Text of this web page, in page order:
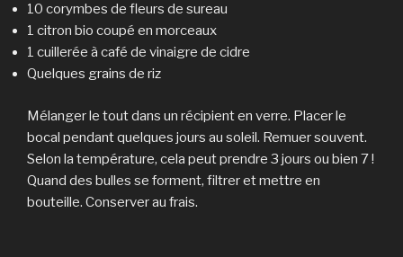
10 corymbes de fleurs de sureau
1 citron bio coupé en morceaux
1 cuillerée à café de vinaigre de cidre
Quelques grains de riz
Mélanger le tout dans un récipient en verre. Placer le
bocal pendant quelques jours au soleil. Remuer souvent.
Selon la température, cela peut prendre 3 jours ou bien 7 !
Quand des bulles se forment, filtrer et mettre en
bouteille. Conserver au frais.